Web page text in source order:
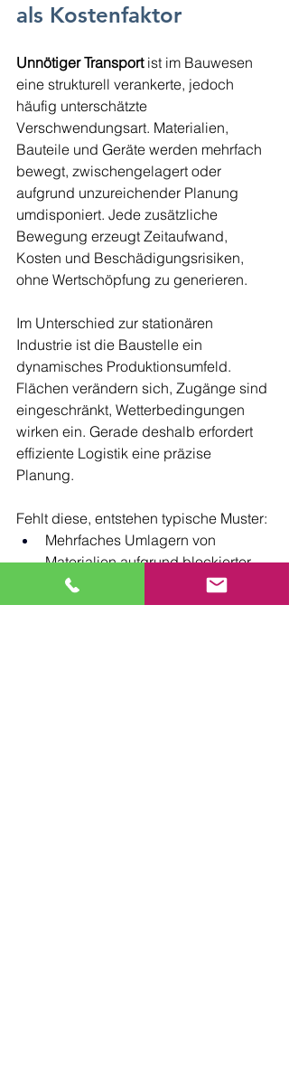
als Kostenfaktor
Unnötiger Transport ist im Bauwesen
eine strukturell verankerte, jedoch
häufig unterschätzte
Verschwendungsart. Materialien,
Bauteile und Geräte werden mehrfach
bewegt, zwischengelagert oder
aufgrund unzureichender Planung
umdisponiert. Jede zusätzliche
Bewegung erzeugt Zeitaufwand,
Kosten und Beschädigungsrisiken,
ohne Wertschöpfung zu generieren.
Im Unterschied zur stationären
Industrie ist die Baustelle ein
dynamisches Produktionsumfeld.
Flächen verändern sich, Zugänge sind
eingeschränkt, Wetterbedingungen
wirken ein. Gerade deshalb erfordert
effiziente Logistik eine präzise
Planung.
Fehlt diese, entstehen typische Muster:
Mehrfaches Umlagern von
Materialien aufgrund blockierter
Flächen
Fehlende Kran- und Hebeplanung